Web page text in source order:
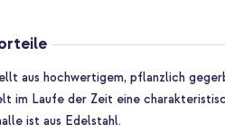
aus hochwertigem, pflanzlich
im Laufe der Zeit eine
ist aus Edelstahl.